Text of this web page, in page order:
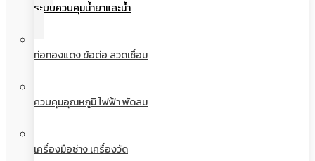
ระบบควบคุมน้ำยาและน้ำ
ท่อทองแดง ข้อต่อ ลวดเชื่อม
ควบคุมอุณหภูมิ ไฟฟ้า พัดลม
เครื่องมือช่าง เครื่องวัด